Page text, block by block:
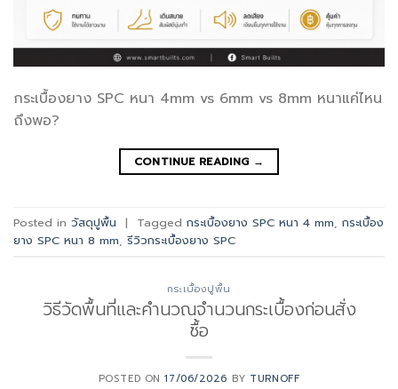
กระเบื้องยาง SPC หนา 4mm vs 6mm vs 8mm หนาแค่ไหน
ถึงพอ?
CONTINUE READING →
Posted in วัสดุปูพื้น | Tagged กระเบื้องยาง SPC หนา 4 mm กระเบื้อง
ยาง SPC หนา 8 mm รีวิวกระเบื้องยาง SPC
กระเบื้องปูพื้น
วิธีวัดพื้นที่และคำนวณจำนวนกระเบื้องก่อนสั่ง
ซื้อ
POSTED ON17/06/2026 BY TURNOFF